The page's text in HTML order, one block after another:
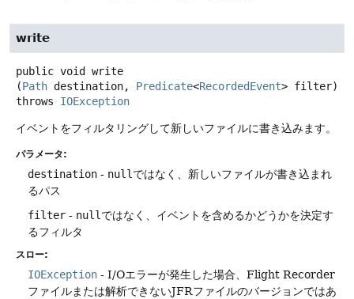
write
public void
write
(Path destination, Predicate<RecordedEvent> filter)
throws IOException
イベントをフィルタリングして新しいファイルに書き込みます。
パラメータ:
destination - nullではなく、新しいファイルが書き込まれ
るパス
filter - nullではなく、イベントを含めるかどうかを決定す
るフィルタ
スロー:
IOException - I/Oエラーが発生した場合、Flight Recorder
ファイルまたは解析できないJFRファイルのバージョンではあ